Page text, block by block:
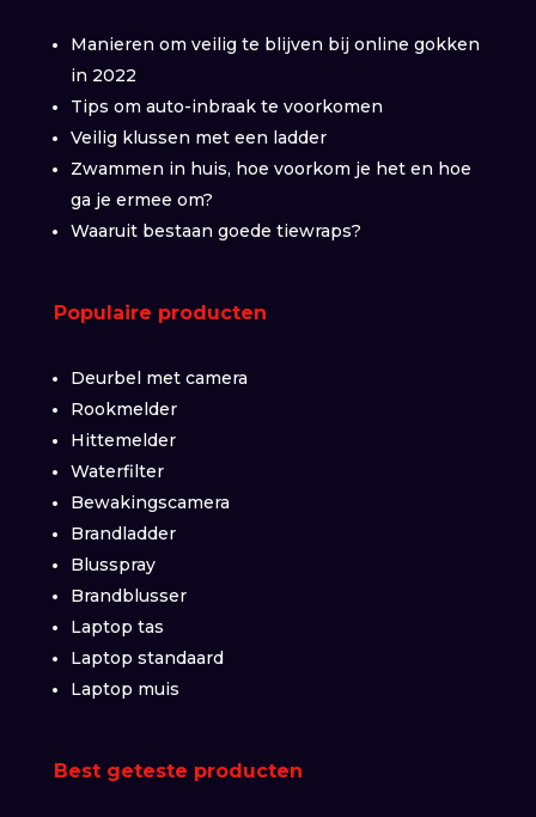
Manieren om veilig te blijven bij online gokken
in 2022
Tips om auto-inbraak te voorkomen
Veilig klussen met een ladder
Zwammen in huis, hoe voorkom je het en hoe
ga je ermee om?
Waaruit bestaan goede tiewraps?
Populaire producten
Deurbel met camera
Rookmelder
Hittemelder
Waterfilter
Bewakingscamera
Brandladder
Blusspray
Brandblusser
Laptop tas
Laptop standaard
Laptop muis
Best geteste producten